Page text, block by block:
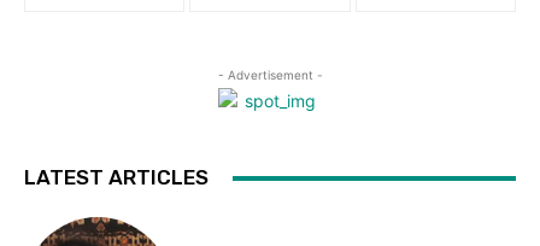
- Advertisement -
LATEST ARTICLES